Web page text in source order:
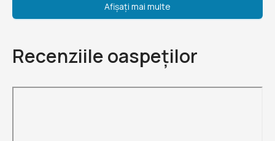
Afișați mai multe
Recenziile oaspeților